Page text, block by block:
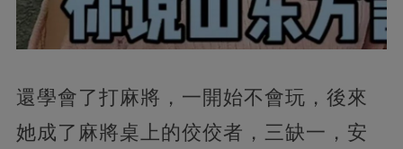
還學會了打麻將，一開始不會玩，後來
她成了麻將桌上的佼佼者，三缺一，安